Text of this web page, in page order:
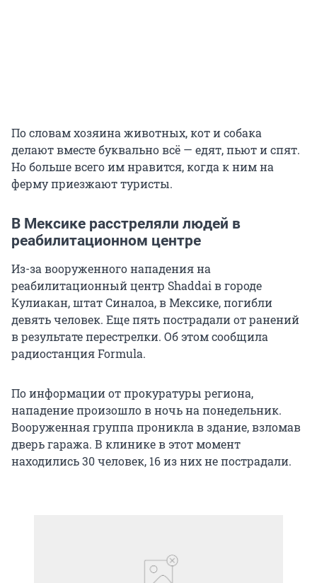
По словам хозяина животных, кот и собака
делают вместе буквально всё — едят, пьют и спят.
Но больше всего им нравится, когда к ним на
ферму приезжают туристы.
В Мексике расстреляли людей в
реабилитационном центре
Из-за вооруженного нападения на
реабилитационный центр Shaddai в городе
Кулиакан, штат Синалоа, в Мексике, погибли
девять человек. Еще пять пострадали от ранений
в результате перестрелки. Об этом сообщила
радиостанция Formula.
По информации от прокуратуры региона,
нападение произошло в ночь на понедельник.
Вооруженная группа проникла в здание, взломав
дверь гаража. В клинике в этот момент
находились 30 человек, 16 из них не пострадали.